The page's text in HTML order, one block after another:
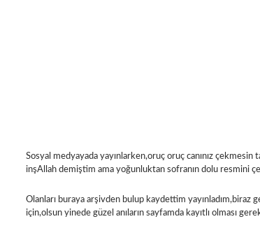
Sosyal medyayada yayınlarken,oruç oruç canınız çekmesin
inşAllah demiştim ama yoğunluktan sofranın dolu resmini
Olanları buraya arşivden bulup kaydettim yayınladım,biraz
için,olsun yinede güzel anıların sayfamda kayıtlı olması